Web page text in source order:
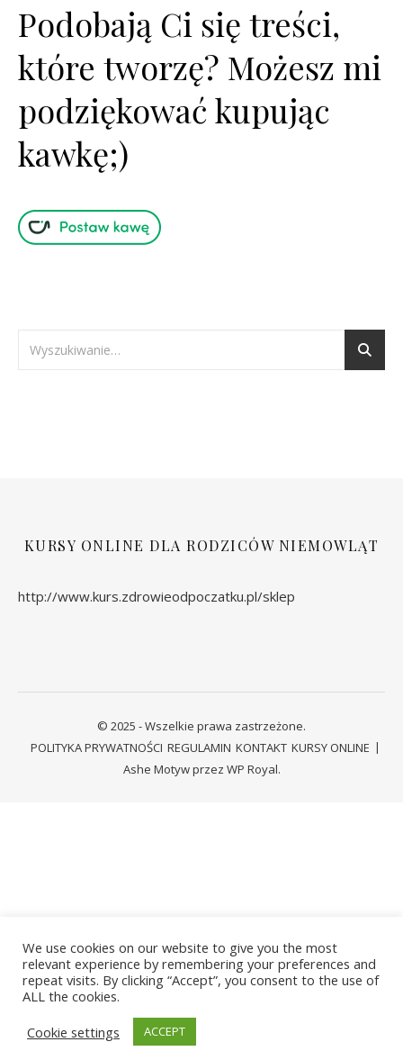
Podobają Ci się treści,
które tworzę? Możesz mi
podziękować kupując
kawkę;)
KURSY ONLINE DLA RODZICÓW NIEMOWLĄT
http://www.kurs.zdrowieodpoczatku.pl/sklep
© 2025 - Wszelkie prawa zastrzeżone.
POLITYKA PRYWATNOŚCI REGULAMIN KONTAKT KURSY ONLINE
Ashe Motyw przez WP Royal.
We use cookies on our website to give you the most
relevant experience by remembering your preferences and
repeat visits. By clicking “Accept”, you consent to the use of
ALL the cookies.
Cookie settings
ACCEPT